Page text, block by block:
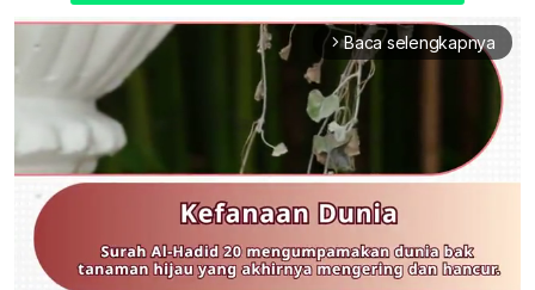
arrow_forward_ios Baca selengkapnya